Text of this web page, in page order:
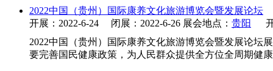
2022中国（贵州）国际康养文化旅游博览会暨发展论坛
开展：2022-6-24 闭展：2022-6-26 展会地点： 贵阳
开
2022中国（贵州）国际康养文化旅游博览会暨发展论坛
要完善国民健康政策，为人民群众提供全方位全周期健